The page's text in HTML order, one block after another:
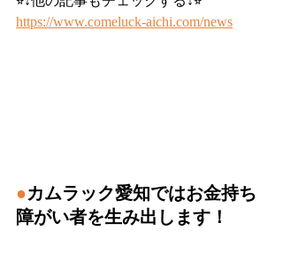
https://www.comeluck-aichi.com/news
●カムラック愛知ではお金持ち
障がい者を生み出します！